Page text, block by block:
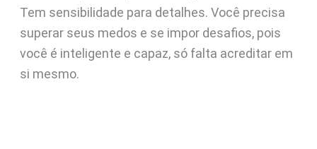
Tem sensibilidade para detalhes. Você precisa
superar seus medos e se impor desafios, pois
você é inteligente e capaz, só falta acreditar em
si mesmo.